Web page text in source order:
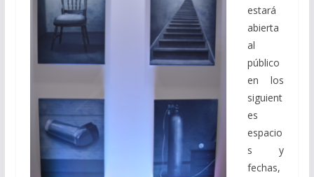
estará
abierta
al
público
en los
siguient
es
espacio
s y
fechas,